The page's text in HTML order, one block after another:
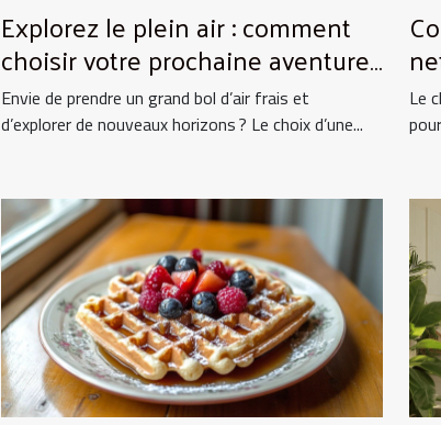
Explorez le plein air : comment
choisir votre prochaine aventure
nature ?
Envie de prendre un grand bol d’air frais et
d’explorer de nouveaux horizons ? Le choix d’une...
Le